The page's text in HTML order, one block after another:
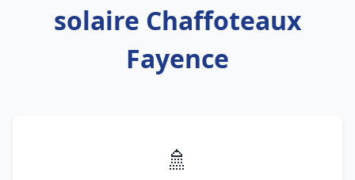
solaire Chaffoteaux
Fayence
🚿